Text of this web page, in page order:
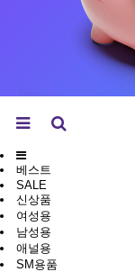
베스트
SALE
신상품
여성용
남성용
애널용
SM용품